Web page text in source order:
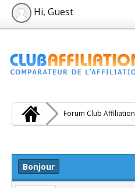
Hi, Guest
Forum Club Affiliation
Bonjour